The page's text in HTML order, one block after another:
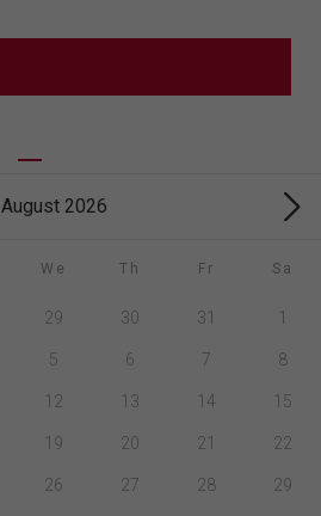
August 2026
We Th Fr Sa
29 30 31 1
5 6 7 8
12 13 14 15
19 20 21 22
26 27 28 29